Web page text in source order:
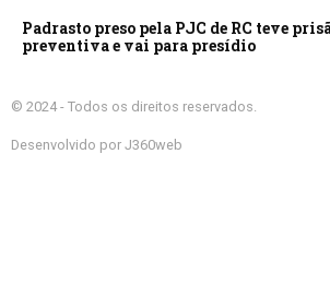
Padrasto preso pela PJC de RC teve
preventiva e vai para presídio
© 2024 - Todos os direitos reservados.
Desenvolvido por J360web